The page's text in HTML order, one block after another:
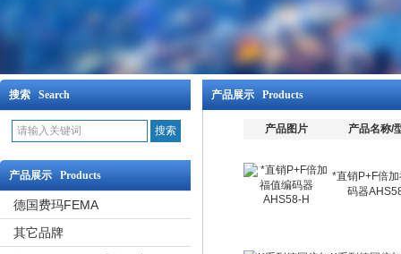
搜索 Search
产品展示 Products
德国费玛FEMA
其它品牌
产品展示 Products
产品图片 产品名称/
*直销P+F倍
码器